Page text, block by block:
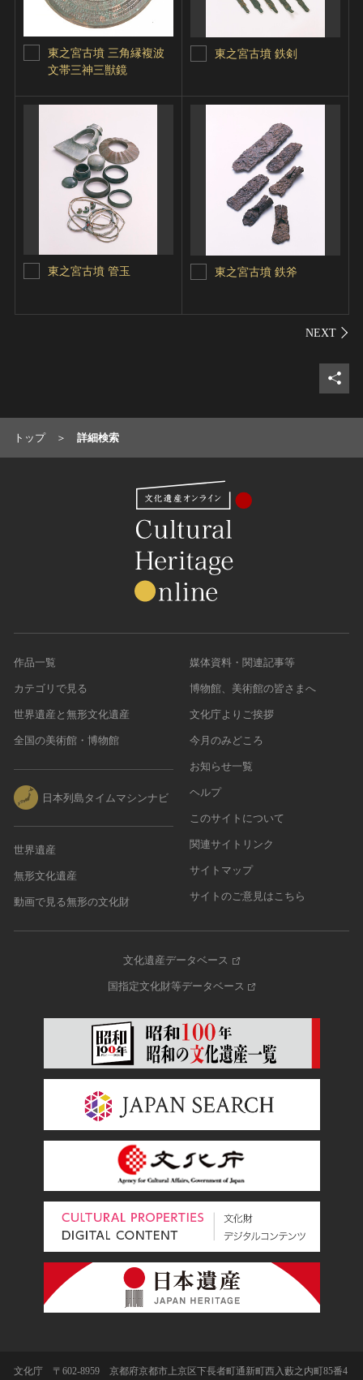
東之宮古墳 三角縁複波
文帯三神三獣鏡
東之宮古墳 鉄剣
東之宮古墳 管玉 東之宮古墳 鉄斧
シェ
トップ 詳細検索
作品一覧
カテゴリで見る
世界遺産と無形文化遺産
全国の美術館・博物館
日本列島タイムマシンナビ
世界遺産
無形文化遺産
動画で見る無形の文化財
媒体資料・関連記事等
博物館、美術館の皆さまへ
文化庁よりご挨拶
今月のみどころ
お知らせ一覧
ヘルプ
このサイトについて
関連サイトリンク
サイトマップ
サイトのご意見はこちら
文化遺産データベース
国指定文化財等データベース
文化庁 〒602-8959 京都府京都市上京区下長者町通新町西入藪之内町85番4